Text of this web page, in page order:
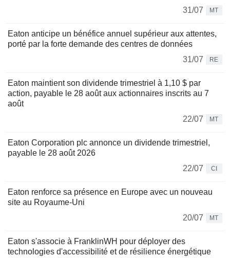
31/07
MT
Eaton anticipe un bénéfice annuel supérieur aux attentes,
porté par la forte demande des centres de données
31/07
RE
Eaton maintient son dividende trimestriel à 1,10 $ par
action, payable le 28 août aux actionnaires inscrits au 7
août
22/07
MT
Eaton Corporation plc annonce un dividende trimestriel,
payable le 28 août 2026
22/07
CI
Eaton renforce sa présence en Europe avec un nouveau
site au Royaume-Uni
20/07
MT
Eaton s'associe à FranklinWH pour déployer des
technologies d'accessibilité et de résilience énergétique